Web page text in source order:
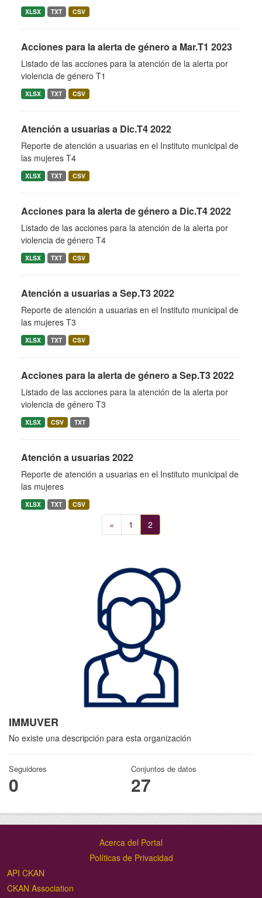
IMMUVER
No existe una descripción para esta organización
Seguidores
0
Conjuntos de datos
27
XLSX TXT CSV
Acciones para la alerta de género a Mar.T1 2023
Listado de las acciones para la atención de la alerta por
violencia de género T1
XLSX TXT CSV
Atención a usuarias a Dic.T4 2022
Reporte de atención a usuarias en el Instituto municipal de
las mujeres T4
XLSX TXT CSV
Acciones para la alerta de género a Dic.T4 2022
Listado de las acciones para la atención de la alerta por
violencia de género T4
XLSX TXT CSV
Atención a usuarias a Sep.T3 2022
Reporte de atención a usuarias en el Instituto municipal de
las mujeres T3
XLSX TXT CSV
Acciones para la alerta de género a Sep.T3 2022
Listado de las acciones para la atención de la alerta por
violencia de género T3
XLSX CSV TXT
Atención a usuarias 2022
Reporte de atención a usuarias en el Instituto municipal de
las mujeres
XLSX TXT CSV
« 1 2
Acerca del Portal
Políticas de Privacidad
API CKAN
CKAN Association